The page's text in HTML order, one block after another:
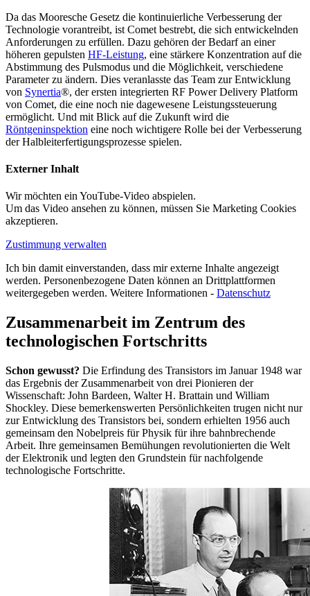
Da das Mooresche Gesetz die kontinuierliche Verbesserung der
Technologie vorantreibt, ist Comet bestrebt, die sich entwickelnden
Anforderungen zu erfüllen. Dazu gehören der Bedarf an einer
höheren gepulsten HF-Leistung, eine stärkere Konzentration auf die
Abstimmung des Pulsmodus und die Möglichkeit, verschiedene
Parameter zu ändern. Dies veranlasste das Team zur Entwicklung
von Synertia®, der ersten integrierten RF Power Delivery Platform
von Comet, die eine noch nie dagewesene Leistungssteuerung
ermöglicht. Und mit Blick auf die Zukunft wird die
Röntgeninspektion eine noch wichtigere Rolle bei der Verbesserung
der Halbleiterfertigungsprozesse spielen.
Externer Inhalt
Wir möchten ein YouTube-Video abspielen.
Um das Video ansehen zu können, müssen Sie Marketing Cookies
akzeptieren.
Zustimmung verwalten
Ich bin damit einverstanden, dass mir externe Inhalte angezeigt
werden. Personenbezogene Daten können an Drittplattformen
weitergegeben werden. Weitere Informationen - Datenschutz
Zusammenarbeit im Zentrum des
technologischen Fortschritts
Schon gewusst? Die Erfindung des Transistors im Januar 1948 war
das Ergebnis der Zusammenarbeit von drei Pionieren der
Wissenschaft: John Bardeen, Walter H. Brattain und William
Shockley. Diese bemerkenswerten Persönlichkeiten trugen nicht nur
zur Entwicklung des Transistors bei, sondern erhielten 1956 auch
gemeinsam den Nobelpreis für Physik für ihre bahnbrechende
Arbeit. Ihre gemeinsamen Bemühungen revolutionierten die Welt
der Elektronik und legten den Grundstein für nachfolgende
technologische Fortschritte.